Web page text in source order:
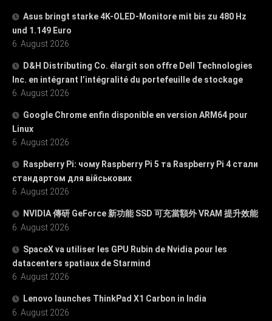
Asus bringt starke 4K-OLED-Monitore mit bis zu 480 Hz
und 1.149 Euro
6. August 2026
D&H Distributing Co. élargit son offre Dell Technologies
Inc. en intégrant l’intégralité du portefeuille de stockage
6. August 2026
Google Chrome enfin disponible en version ARM64 pour
Linux
6. August 2026
Raspberry Pi: чому Raspberry Pi 5 та Raspberry Pi 4 стали
стандартом для військових
6. August 2026
NVIDIA 傳研 GeForce 新功能 SSD 可充當額外 VRAM 提升效能
6. August 2026
SpaceX va utiliser les GPU Rubin de Nvidia pour les
datacenters spatiaux de Starmind
6. August 2026
Lenovo launches ThinkPad X1 Carbon in India
6. August 2026